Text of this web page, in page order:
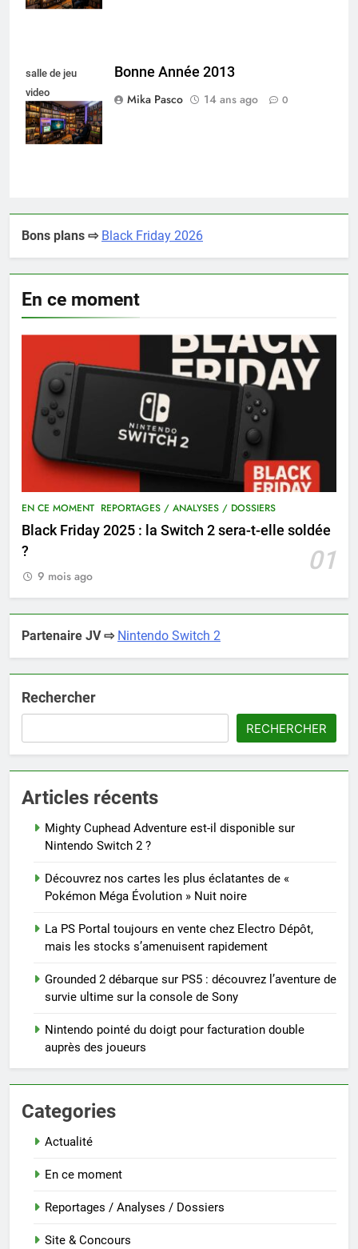
salle de jeu
video
collectionneur
Bonne Année 2013
Mika Pasco
14 ans ago 0
Bons plans ⇨ Black Friday 2026
En ce moment
EN CE MOMENT REPORTAGES / ANALYSES / DOSSIERS
Black Friday 2025 : la Switch 2 sera-t-elle soldée
?
01
9 mois ago
Partenaire JV ⇨ Nintendo Switch 2
Rechercher
RECHERCHER
Articles récents
Mighty Cuphead Adventure est-il disponible sur
Nintendo Switch 2 ?
Découvrez nos cartes les plus éclatantes de «
Pokémon Méga Évolution » Nuit noire
La PS Portal toujours en vente chez Electro Dépôt,
mais les stocks s’amenuisent rapidement
Grounded 2 débarque sur PS5 : découvrez l’aventure de
survie ultime sur la console de Sony
Nintendo pointé du doigt pour facturation double
auprès des joueurs
Categories
Actualité
En ce moment
Reportages / Analyses / Dossiers
Site & Concours